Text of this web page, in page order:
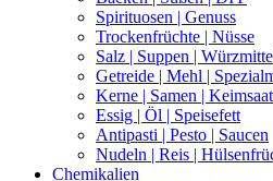
Spirituosen | Genuss
Trockenfrüchte | Nüsse
Salz | Suppen |
Getreide | Mehl |
Kerne | Samen |
Essig | Öl | Speisefett
Antipasti | Pesto | Saucen
Nudeln | Reis |
Chemikalien